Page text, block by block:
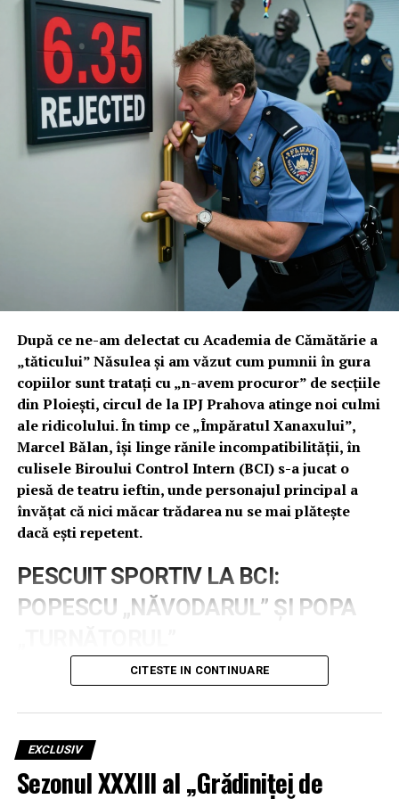
Miracolul de la Urlați: 5.300 kg de
rapiță la hectar vs. 800 kg în era
„bombardamentului”
După ce ne-am delectat cu Academia de Cămătărie a
„tăticului” Năsulea și am văzut cum pumnii în gura
copiilor sunt tratați cu „n-avem procuror” de secțiile
din Ploiești, circul de la IPJ Prahova atinge noi culmi
ale ridicolului. În timp ce „Împăratul Xanaxului”,
Marcel Bălan, își linge rănile incompatibilității, în
culisele Biroului Control Intern (BCI) s-a jucat o
piesă de teatru ieftin, unde personajul principal a
învățat că nici măcar trădarea nu se mai plătește
dacă ești repetent.
PESCUIT SPORTIV LA BCI:
POPESCU „NĂVODARUL” ȘI POPA
În luna mai, apele tulburi ale Inspectoratului au fost
arenă au intrat doi titani ai sistemului: Popescu Marian,
cunoscut în cercurile de inițiați drept „marele pescar” al
instituției, și Popa Cornelius, un personaj care a
confundat sindicatul cu sifonăria și etica cu linsul
CITESTE IN CONTINUARE
EXCLUSIV
Sezonul XXXIII al „Grădiniței de